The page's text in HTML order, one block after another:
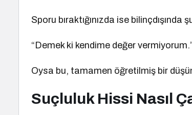
Sporu bıraktığınızda ise bilinçdışında
“Demek ki kendime değer
Oysa bu, tamamen öğretilmiş bir
Suçluluk Hissi Nasıl